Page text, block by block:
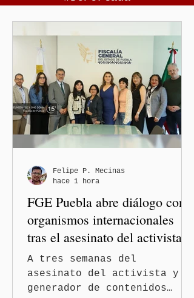
FGE Puebla abre diálogo con
organismos internacionales
tras el asesinato del activista y
comunicador Josué Martínez
A tres semanas del
asesinato del activista y
generador de contenidos
Felipe P. Mecinas
hace 1 hora